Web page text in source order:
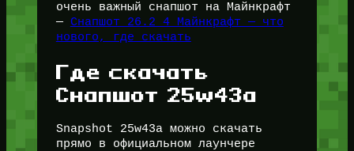
очень важный снапшот на Майнкрафт
— Снапшот 26.2 4 Майнкрафт — что
нового, где скачать
Где скачать
Снапшот 25w43a
Snapshot 25w43a можно скачать
прямо в официальном лаунчере